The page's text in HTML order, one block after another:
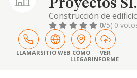
Proyectos Sl.
Construcción de
construcción de
construcción de
construcción de redes
comunicaciones.
proyectos de
0/5( 0
LLAMARSITIO WEB CÓMO
LLEGAR
VER
INFORME